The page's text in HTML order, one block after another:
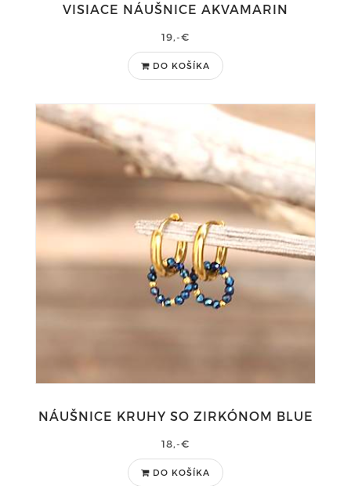
VISIACE NÁUŠNICE AKVAMARIN
19,-€
DO KOŠÍKA
NÁUŠNICE KRUHY SO ZIRKÓNOM BLUE
18,-€
DO KOŠÍKA